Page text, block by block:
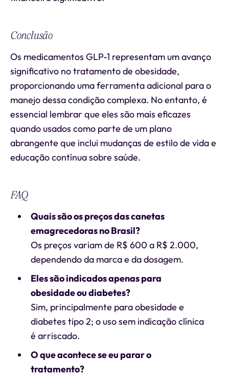
Conclusão
Os medicamentos GLP-1 representam um avanço
significativo no tratamento de obesidade,
proporcionando uma ferramenta adicional para o
manejo dessa condição complexa. No entanto, é
essencial lembrar que eles são mais eficazes
quando usados como parte de um plano
abrangente que inclui mudanças de estilo de vida e
educação contínua sobre saúde.
FAQ
Quais são os preços das canetas
emagrecedoras no Brasil?
Os preços variam de R$ 600 a R$ 2.000,
dependendo da marca e da dosagem.
Eles são indicados apenas para
obesidade ou diabetes?
Sim, principalmente para obesidade e
diabetes tipo 2; o uso sem indicação clínica
é arriscado.
O que acontece se eu parar o
tratamento?